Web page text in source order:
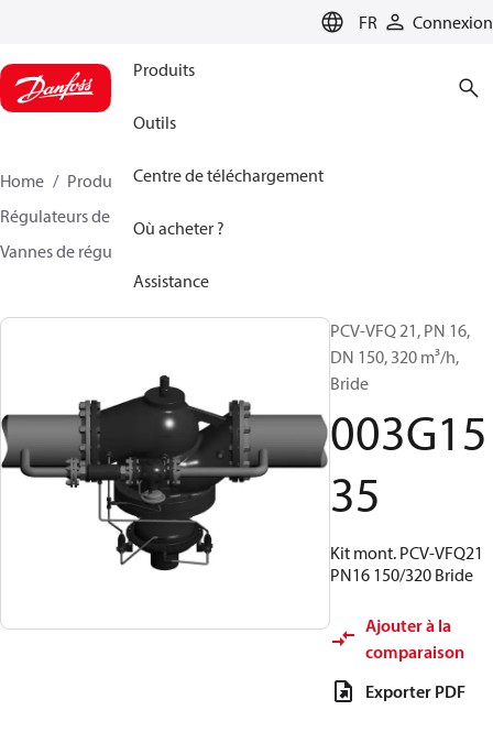
FR Connexion
Produits
Outils
Centre de téléchargement
Où acheter ?
Assistance
Home Produits
Climate Solutions - chauffage
Régulateurs de pression et contrôleurs de débit
Vannes de régulation pilote
PCV-VFQ 21, PN 16,
DN 150, 320 m³/h,
Bride
003G15
35
Kit mont. PCV-VFQ21
PN16 150/320 Bride
Ajouter à la
comparaison
Exporter PDF